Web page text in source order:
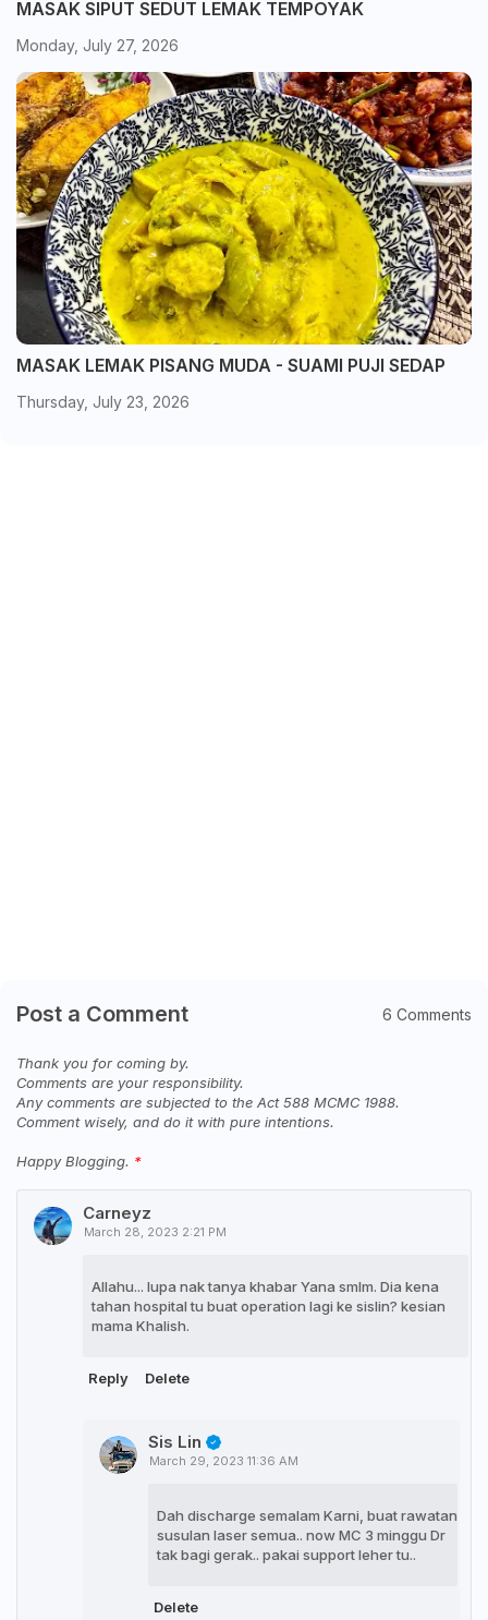
MASAK SIPUT SEDUT LEMAK TEMPOYAK
Monday, July 27, 2026
MASAK LEMAK PISANG MUDA - SUAMI PUJI SEDAP
Thursday, July 23, 2026
Post a Comment 6 Comments
Thank you for coming by.
Comments are your responsibility.
Any comments are subjected to the Act 588 MCMC 1988.
Comment wisely, and do it with pure intentions.
Happy Blogging.
Carneyz
March 28, 2023 2:21 PM
Allahu... lupa nak tanya khabar Yana smlm. Dia kena
tahan hospital tu buat operation lagi ke sislin? kesian
mama Khalish.
Reply Delete
Sis Lin
March 29, 2023 11:36 AM
Dah discharge semalam Karni, buat rawatan
susulan laser semua.. now MC 3 minggu Dr
tak bagi gerak.. pakai support leher tu..
Delete